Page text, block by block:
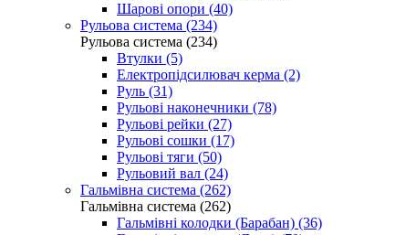
Шарові опори (40)
Рульова система (234)
Рульова система (234)
Втулки (5)
Електропідсилювач керма (2)
Руль (31)
Рульові наконечники (78)
Рульові рейки (27)
Рульові сошки (17)
Рульові тяги (50)
Рульовий вал (24)
Гальмівна система (262)
Гальмівна система (262)
Гальмівні колодки (Барабан) (36)